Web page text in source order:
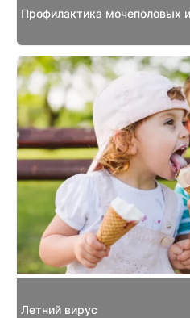
Профилактика мочеполовых
Летний вирус